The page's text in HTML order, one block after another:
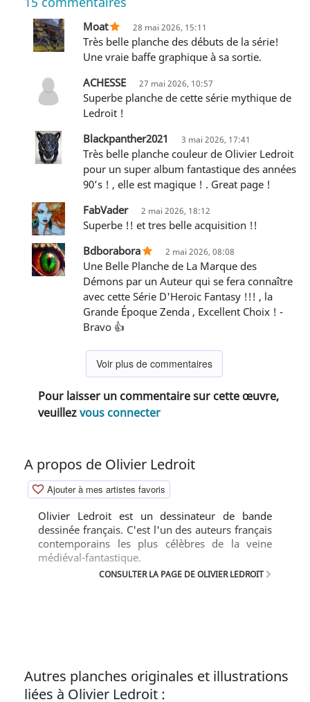
Moat 28 mai 2026, 15:11
Très belle planche des débuts de la série!
Une vraie baffe graphique à sa sortie.
ACHESSE
27 mai 2026, 10:57
Superbe planche de cette série mythique de
Ledroit !
Blackpanther2021
3 mai 2026, 17:41
Très belle planche couleur de Olivier Ledroit
pour un super album fantastique des années
90’s ! , elle est magique ! . Great page !
FabVader
2 mai 2026, 18:12
superbe !! et tres belle acquisition !!
Bdborabora
2 mai 2026, 08:08
Une Belle Planche de La Marque des
Démons par un Auteur qui se fera connaître
avec cette Série D'Heroic Fantasy !!! , la
Grande Époque Zenda , Excellent Choix ! -
Bravo 👍
Voir plus de commentaires
Pour laisser un commentaire sur cette œuvre,
veuillezvous connecter
A propos de Olivier Ledroit
Ajouter à mes artistes favoris
Olivier Ledroit est un dessinateur de bande
dessinée français. C'est l'un des auteurs français
contemporains les plus célèbres de la veine
médiéval-fantastique.
CONSULTER LA PAGE DE OLIVIER LEDROIT
Autres planches originales et illustrations
liées à Olivier Ledroit :